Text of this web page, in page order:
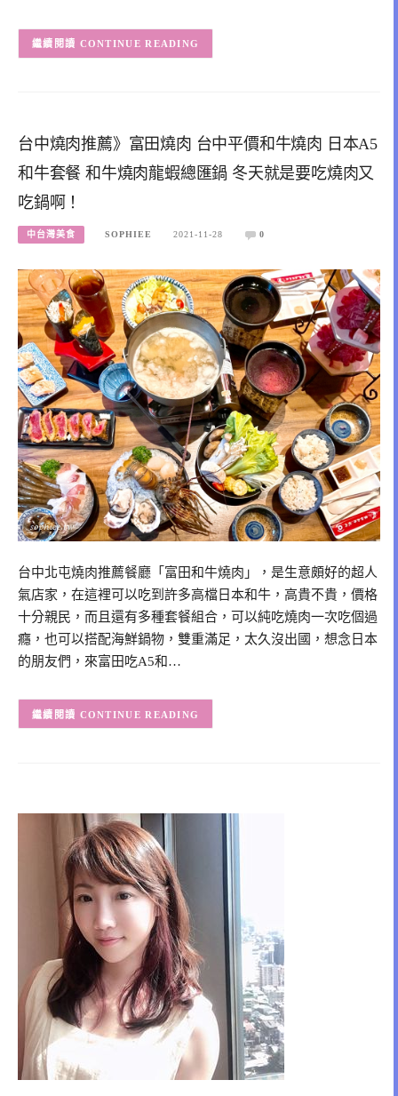
CONTINUE READING
台中燒肉推薦》富田燒肉 台中平價和牛燒肉 日本A5
和牛套餐 和牛燒肉龍蝦總匯鍋 冬天就是要吃燒肉又
吃鍋啊！
中台灣美食 SOPHIEE 2021-11-28 0
台中北屯燒肉推薦餐廳「富田和牛燒肉」，是生意頗好的超人
氣店家，在這裡可以吃到許多高檔日本和牛，高貴不貴，價格
十分親民，而且還有多種套餐組合，可以純吃燒肉一次吃個過
癮，也可以搭配海鮮鍋物，雙重滿足，太久沒出國，想念日本
的朋友們，來富田吃A5和…
CONTINUE READING